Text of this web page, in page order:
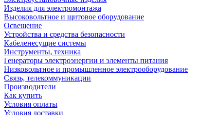
Изделия для электромонтажа
Высоковольтное и щитовое оборудование
Освещение
Устройства и средства безопасности
Кабеленесущие системы
Инструменты, техника
Генераторы электроэнергии и элементы питания
Низковольтное и промышленное электрооборудование
Связь, телекоммуникации
Производители
Как купить
Условия оплаты
Условия доставки